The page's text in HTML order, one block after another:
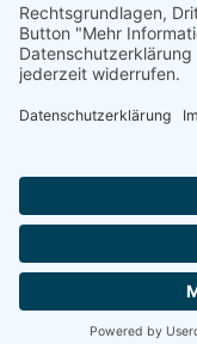
Your HR
Zeitwirtschaft
Travel-
Personalmesse
Informationen
Datenschutz
Team-Viewer
HinSchG-
Cookie-